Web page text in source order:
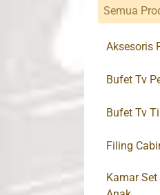
Semua
Aksesoris
Bufet Tv
Bufet Tv
Filing
Kamar